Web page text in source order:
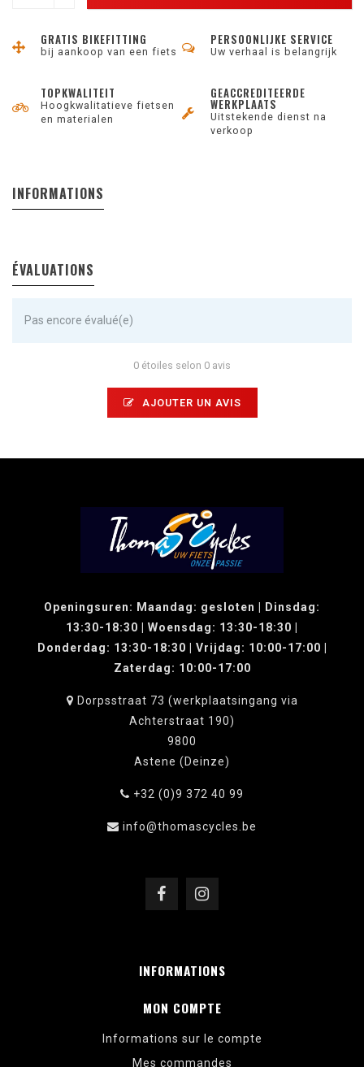
GRATIS BIKEFITTING
bij aankoop van een fiets
PERSOONLIJKE SERVICE
Uw verhaal is belangrijk
TOPKWALITEIT
Hoogkwalitatieve fietsen
en materialen
GEACCREDITEERDE
WERKPLAATS
Uitstekende dienst na
verkoop
INFORMATIONS
ÉVALUATIONS
Pas encore évalué(e)
0 étoiles selon 0 avis
AJOUTER UN AVIS
Openingsuren: Maandag: gesloten | Dinsdag:
13:30-18:30 | Woensdag: 13:30-18:30 |
Donderdag: 13:30-18:30 | Vrijdag: 10:00-17:00 |
Zaterdag: 10:00-17:00
Dorpsstraat 73 (werkplaatsingang via
Achterstraat 190)
9800
Astene (Deinze)
+32 (0)9 372 40 99
info@thomascycles.be
INFORMATIONS
MON COMPTE
Informations sur le compte
Mes commandes